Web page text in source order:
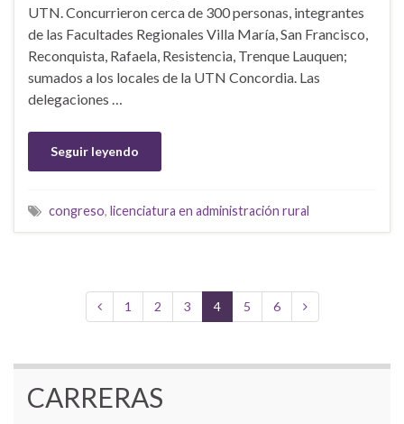
UTN. Concurrieron cerca de 300 personas, integrantes
de las Facultades Regionales Villa María, San Francisco,
Reconquista, Rafaela, Resistencia, Trenque Lauquen;
sumados a los locales de la UTN Concordia. Las
delegaciones …
Seguir leyendo
congreso, licenciatura en administración rural
1 2 3 4 5 6
CARRERAS